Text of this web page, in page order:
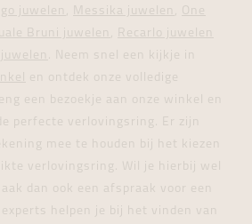
juwelen , Messika juwelen , One
Bruni juwelen ,
Recarlo juwelen
. Neem snel een kijkje in
en ontdek onze volledige
een bezoekje aan onze winkel en
perfecte verlovingsring. Er zijn
mee te houden bij het kiezen
verlovingsring. Wil je hierbij wel
dan ook een afspraak voor een
helpen je bij het vinden van